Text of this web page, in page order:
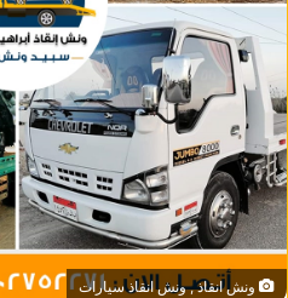
ونش انقاذ , ونش انقاذ سيارات